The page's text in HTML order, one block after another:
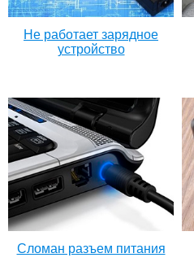
Не работает зарядное
устройство
Сломан разъем питания